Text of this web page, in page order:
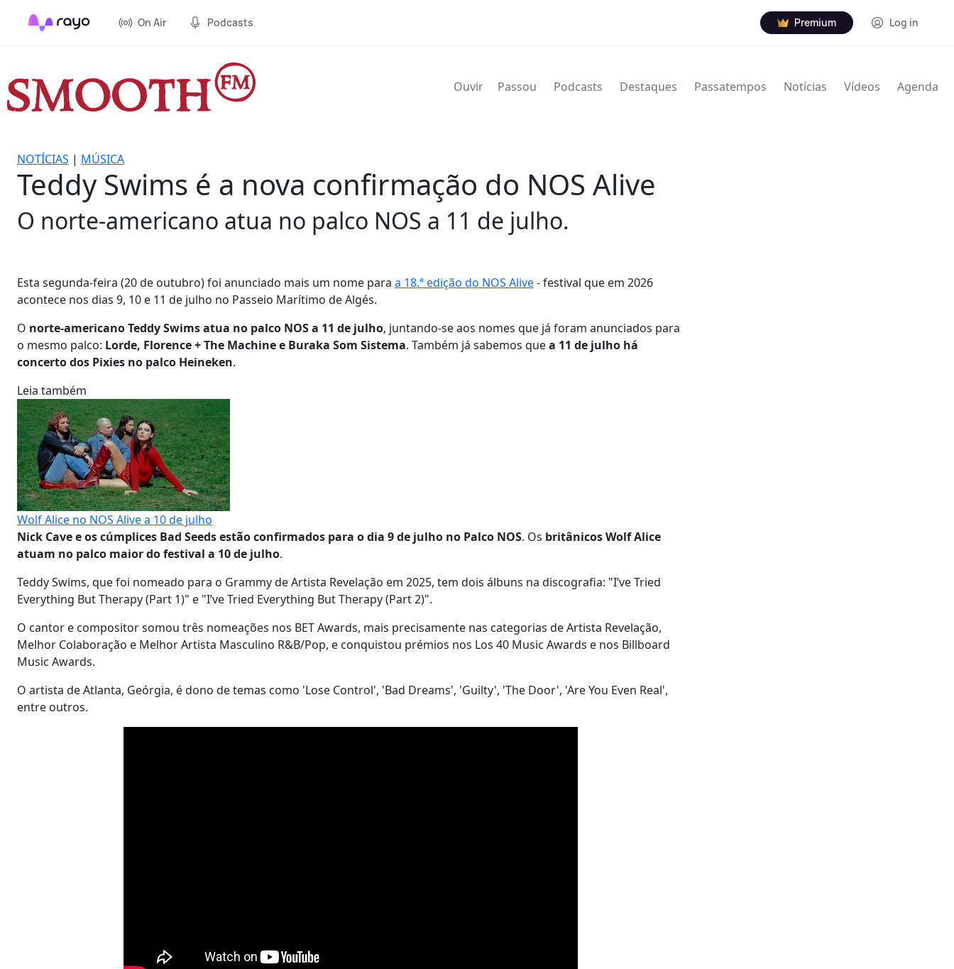
On Air Podcasts Premium Log in
Ouvir Passou Podcasts Destaques Passatempos Notícias Vídeos Agenda
NOTÍCIAS | MÚSICA
Teddy Swims é a nova confirmação do NOS Alive
O norte-americano atua no palco NOS a 11 de julho.
Esta segunda-feira (20 de outubro) foi anunciado mais um nome para a 18.ª edição do NOS Alive- festival que em 2026
acontece nos dias 9, 10 e 11 de julho no Passeio Marítimo de Algés.
O norte-americano Teddy Swims atua no palco NOS a 11 de julho, juntando-se aos nomes que já foram anunciados para
o mesmo palco: Lorde, Florence + The Machine e Buraka Som Sistema. Também já sabemos quea 11 de julho há
concerto dos Pixies no palco Heineken.
Leia também
Wolf Alice no NOS Alive a 10 de julho
Nick Cave e os cúmplices Bad Seeds estão confirmados para o dia 9 de julho no Palco NOS. Os britânicos Wolf Alice
atuam no palco maior do festival a 10 de julho.
Teddy Swims, que foi nomeado para o Grammy de Artista Revelação em 2025, tem dois álbuns na discografia: "I’ve Tried
Everything But Therapy (Part 1)" e "I’ve Tried Everything But Therapy (Part 2)".
O cantor e compositor somou três nomeações nos BET Awards, mais precisamente nas categorias de Artista Revelação,
Melhor Colaboração e Melhor Artista Masculino R&B/Pop, e conquistou prémios nos Los 40 Music Awards e nos Billboard
Music Awards.
O artista de Atlanta, Geórgia, é dono de temas como 'Lose Control', 'Bad Dreams', 'Guilty', 'The Door', 'Are You Even Real',
entre outros.